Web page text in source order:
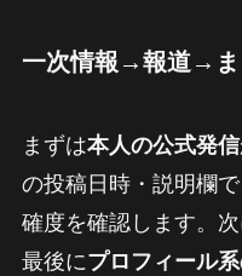
一次情報→報道→ま
まずは本人の公式発信
の投稿日時・説明欄
確度を確認します。
最後にプロフィール